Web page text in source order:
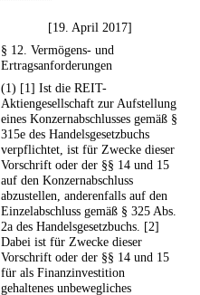
[19. April 2017]
§ 12. Vermögens- und
Ertragsanforderungen
(1) [1] Ist die REIT-
Aktiengesellschaft zur Aufstellung
eines Konzernabschlusses gemäß §
315e des Handelsgesetzbuchs
verpflichtet, ist für Zwecke dieser
Vorschrift oder der §§ 14 und 15
auf den Konzernabschluss
abzustellen, anderenfalls auf den
Einzelabschluss gemäß § 325 Abs.
2a des Handelsgesetzbuchs. [2]
Dabei ist für Zwecke dieser
Vorschrift oder der §§ 14 und 15
für als Finanzinvestition
gehaltenes unbewegliches